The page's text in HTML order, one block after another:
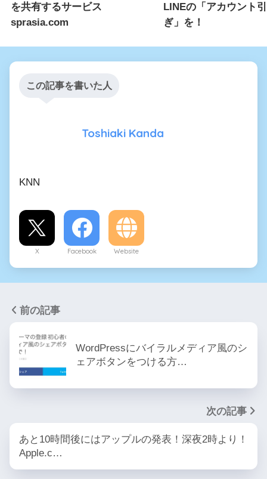
を共有するサービス
sprasia.com
LINEの「アカウント
ぎ」を！
この記事を書いた人
Toshiaki Kanda
KNN
X Facebook Website
前の記事
WordPressにバイラルメディア風のシ
ェアボタンをつける方…
次の記事
あと10時間後にはアップルの発表！深夜2時より！
Apple.c…